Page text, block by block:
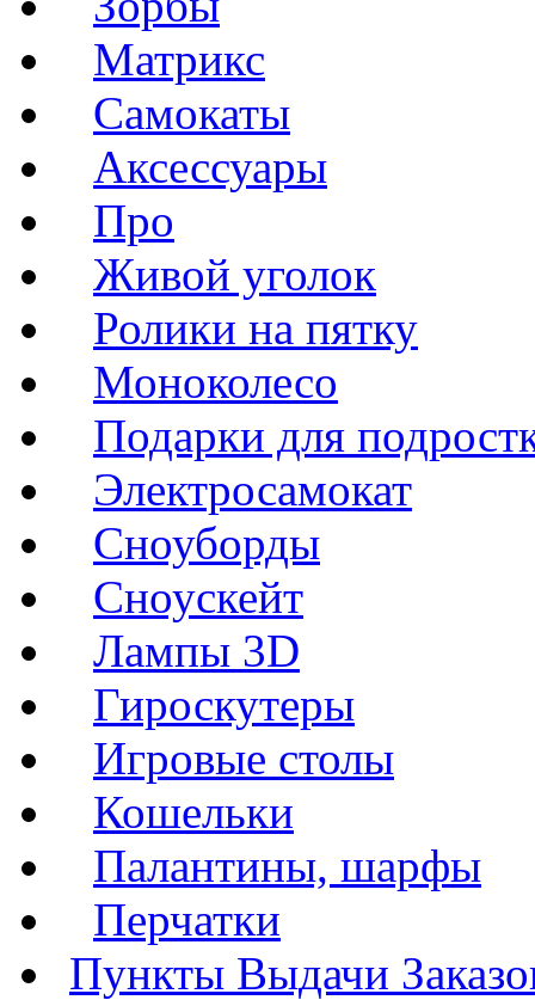
Матрикс
Самокаты
Аксессуары
Про
Живой уголок
Ролики на пятку
Моноколесо
Подарки для
Электросамокат
Сноуборды
Сноускейт
Лампы 3D
Гироскутеры
Игровые столы
Кошельки
Палантины, шарфы
Перчатки
Пункты Выдачи